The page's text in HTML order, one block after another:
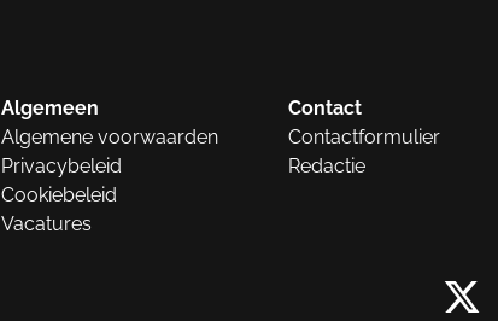
Algemeen
Algemene voorwaarden
Privacybeleid
Cookiebeleid
Vacatures
Contact
Contactformulier
Redactie